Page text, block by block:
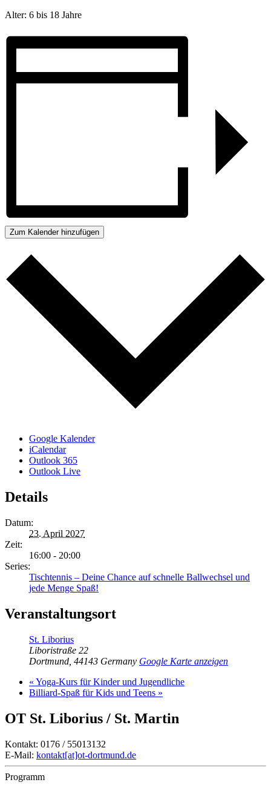
Alter: 6 bis 18 Jahre
Zum Kalender hinzufügen
Google Kalender
iCalendar
Outlook 365
Outlook Live
Details
Datum:
23. April 2027
Zeit:
16:00 - 20:00
Series:
Tischtennis – Deine Chance auf schnelle Ballwechsel und
jede Menge Spaß!
Veranstaltungsort
St. Liborius
Liboristraße 22
Dortmund 44143 Germany Google Karte anzeigen
« Yoga-Kurs für Kinder und Jugendliche
Billiard-Spaß für Kids und Teens »
OT St. Liborius / St. Martin
Kontakt: 0176 / 55013132
E-Mail: kontakt[at]ot-dortmund.de
Programm